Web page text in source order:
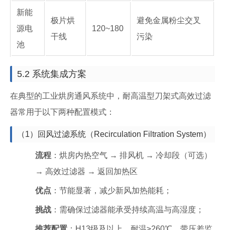
新能
源电
池
极片烘
干线
120~180
避免金属粉尘交叉
污染
5.2 系统集成方案
在典型的工业烘房通风系统中，耐高温型刀架式高效过滤
器常用于以下两种配置模式：
（1）回风过滤系统（Recirculation Filtration System）
流程 ：烘房内热空气 → 排风机 → 冷却段（可选）
→ 高效过滤器 → 返回加热区
优点 ：节能显著，减少新风加热能耗；
挑战 ：需确保过滤器能承受持续高温与高湿度；